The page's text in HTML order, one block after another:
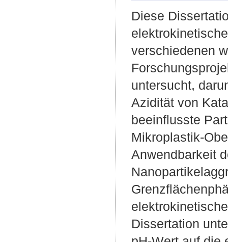
Diese
verschiedenen
untersucht,
Azidität von
beeinflusste
Mikroplastik-
Anwendbarkeit
Dissertation